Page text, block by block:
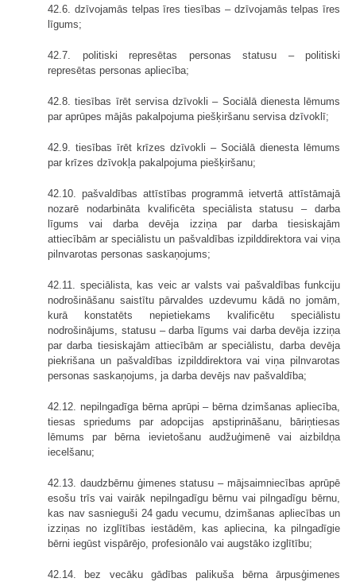
42.6. dzīvojamās telpas īres tiesības – dzīvojamās telpas īres
līgums;
42.7. politiski represētas personas statusu – politiski
represētas personas apliecība;
42.8. tiesības īrēt servisa dzīvokli – Sociālā dienesta lēmums
par aprūpes mājās pakalpojuma piešķiršanu servisa dzīvoklī;
42.9. tiesības īrēt krīzes dzīvokli – Sociālā dienesta lēmums
par krīzes dzīvokļa pakalpojuma piešķiršanu;
42.10. pašvaldības attīstības programmā ietvertā attīstāmajā
nozarē nodarbināta kvalificēta speciālista statusu – darba
līgums vai darba devēja izziņa par darba tiesiskajām
attiecībām ar speciālistu un pašvaldības izpilddirektora vai viņa
pilnvarotas personas saskaņojums;
42.11. speciālista, kas veic ar valsts vai pašvaldības funkciju
nodrošināšanu saistītu pārvaldes uzdevumu kādā no jomām,
kurā konstatēts nepietiekams kvalificētu speciālistu
nodrošinājums, statusu – darba līgums vai darba devēja izziņa
par darba tiesiskajām attiecībām ar speciālistu, darba devēja
piekrišana un pašvaldības izpilddirektora vai viņa pilnvarotas
personas saskaņojums, ja darba devējs nav pašvaldība;
42.12. nepilngadīga bērna aprūpi – bērna dzimšanas apliecība,
tiesas spriedums par adopcijas apstiprināšanu, bāriņtiesas
lēmums par bērna ievietošanu audžuģimenē vai aizbildņa
iecelšanu;
42.13. daudzbērnu ģimenes statusu – mājsaimniecības aprūpē
esošu trīs vai vairāk nepilngadīgu bērnu vai pilngadīgu bērnu,
kas nav sasnieguši 24 gadu vecumu, dzimšanas apliecības un
izziņas no izglītības iestādēm, kas apliecina, ka pilngadīgie
bērni iegūst vispārējo, profesionālo vai augstāko izglītību;
42.14. bez vecāku gādības palikuša bērna ārpusģimenes